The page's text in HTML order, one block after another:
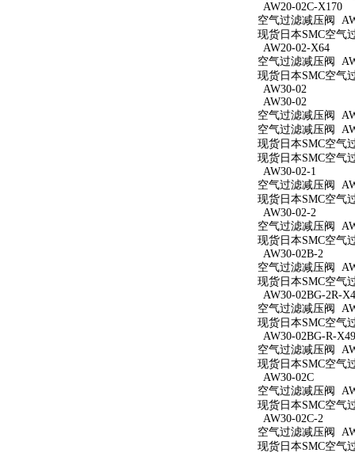
AW20-02C-X170
空气过滤减压阀
现货日本SMC空气
AW20-02-X64
空气过滤减压阀
现货日本SMC空气
AW30-02
AW30-02
空气过滤减压阀
空气过滤减压阀
现货日本SMC空气
现货日本SMC空气
AW30-02-1
空气过滤减压阀
现货日本SMC空气
AW30-02-2
空气过滤减压阀
现货日本SMC空气
AW30-02B-2
空气过滤减压阀
现货日本SMC空气
AW30-02BG-2R-
空气过滤减压阀
现货日本SMC空气
AW30-02BG-R-
空气过滤减压阀
现货日本SMC空气
AW30-02C
空气过滤减压阀
现货日本SMC空气
AW30-02C-2
空气过滤减压阀
现货日本SMC空气